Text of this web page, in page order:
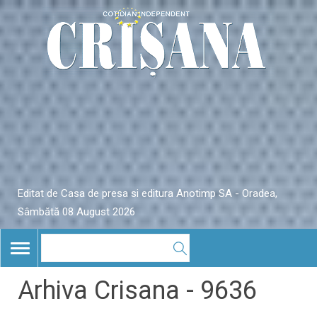
Editat de Casa de presa si editura Anotimp SA - Oradea,
Sâmbătă 08 August 2026
TOGGLE
NAVIGATION
Arhiva Crisana - 9636